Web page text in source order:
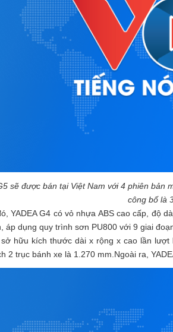
sẽ được bán tại Việt Nam với 4 phiên
công bố là
YADEA G4 có vỏ nhựa ABS cao cấp, độ
áp dụng quy trình sơn PU800 với 9 giai
sở hữu kích thước dài x rộng x cao lần
2 trục bánh xe là 1.270 mm.Ngoài ra,